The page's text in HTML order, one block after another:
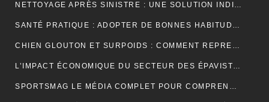
NETTOYAGE APRÈS SINISTRE : UNE SOLUTION INDISPENSABLE POUR RETROUVER DES ESPACES SÛRS ET SALUBRES
SANTÉ PRATIQUE : ADOPTER DE BONNES HABITUDES AU QUOTIDIEN
CHIEN GLOUTON ET SURPOIDS : COMMENT REPRENDRE LE CONTRÔLE DES PORTIONS ?
L’IMPACT ÉCONOMIQUE DU SECTEUR DES ÉPAVISTES EN FRANCE
SPORTSMAG LE MÉDIA COMPLET POUR COMPRENDRE LE SPORT LA NUTRITION ET LA PERFORMANCE